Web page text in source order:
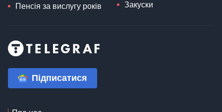
Пенсія за вислугу років Закуски
Підписатися